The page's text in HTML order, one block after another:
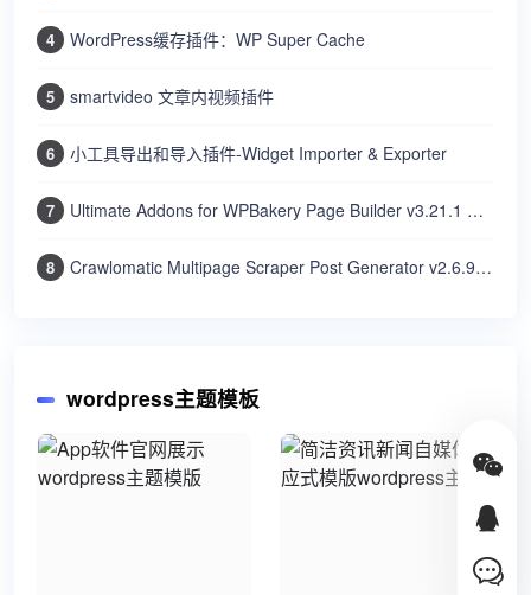
4 WordPress缓存插件：WP Super Cache
5 smartvideo 文章内视频插件
6 小工具导出和导入插件-Widget Importer & Exporter
7 Ultimate Addons for WPBakery Page Builder v3.21.1 中文汉化版 | WordPress 页面构建插件
8 Crawlomatic Multipage Scraper Post Generator v2.6.9.1 中文汉化版 | WordPress爬虫采集插件
wordpress主题模板